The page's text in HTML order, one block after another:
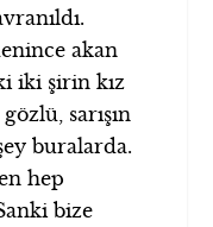
akan
iki şirin kız
sarışın
buralarda.
hep
bize